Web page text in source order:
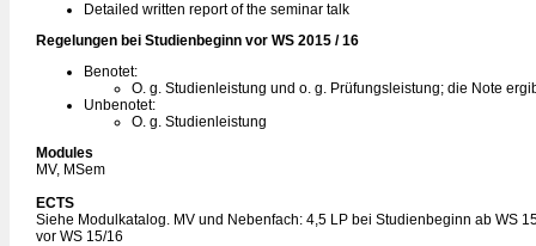
Detailed written report of the seminar talk
Regelungen bei Studienbeginn vor WS 2015 / 16
Benotet:
O. g. Studienleistung und o. g. Prüfungsleistung; die Note
Unbenotet:
O. g. Studienleistung
Modules
MV, MSem
ECTS
Siehe Modulkatalog. MV und Nebenfach: 4,5 LP bei Studienbeginn ab WS
vor WS 15/16